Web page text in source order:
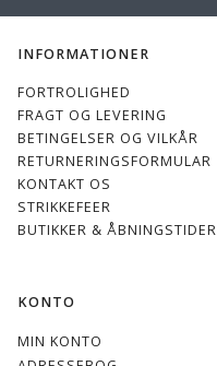
INFORMATIONER
FORTROLIGHED
FRAGT OG LEVERING
BETINGELSER OG VILKÅR
RETURNERINGSFORMULAR
KONTAKT OS
STRIKKEFEER
BUTIKKER & ÅBNINGSTIDER
KONTO
MIN KONTO